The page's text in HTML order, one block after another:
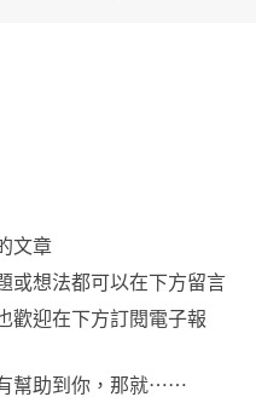
文章
或想法都可以在下方留言
歡迎在下方訂閱電子報
幫助到你，那就⋯⋯